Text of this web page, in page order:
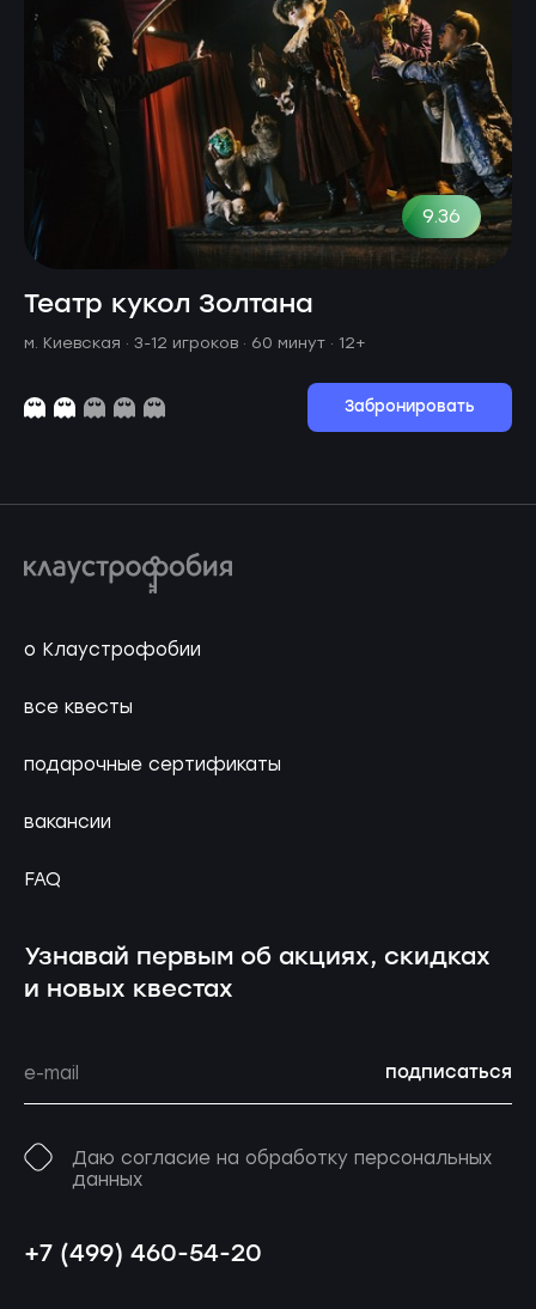
9.36
Театр кукол Золтана
м. Киевская · 3-12 игроков · 60 минут · 12+
Забронировать
о Клаустрофобии
все квесты
подарочные сертификаты
вакансии
FAQ
Узнавай первым об акциях, скидках
и новых квестах
подписаться
Даю согласие на обработку персональных
данных
+7 (499) 460-54-20